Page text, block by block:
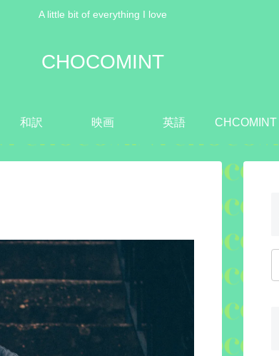
A little bit of everything I love
CHOCOMINT
和訳 映画 英語 CHCOMINT